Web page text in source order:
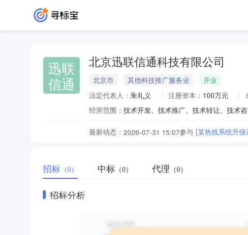
迅联
信通
北京迅联信通科技有限公司
北京市 其他科技推广服务业
开业
法定代表人： 朱礼义 注册资本： 100万元
经营范围：
最新动态： 2026-07-31 15:07参与 [某热线系统升
招标 （0） 中标 （0） 代理 （0）
招标分析